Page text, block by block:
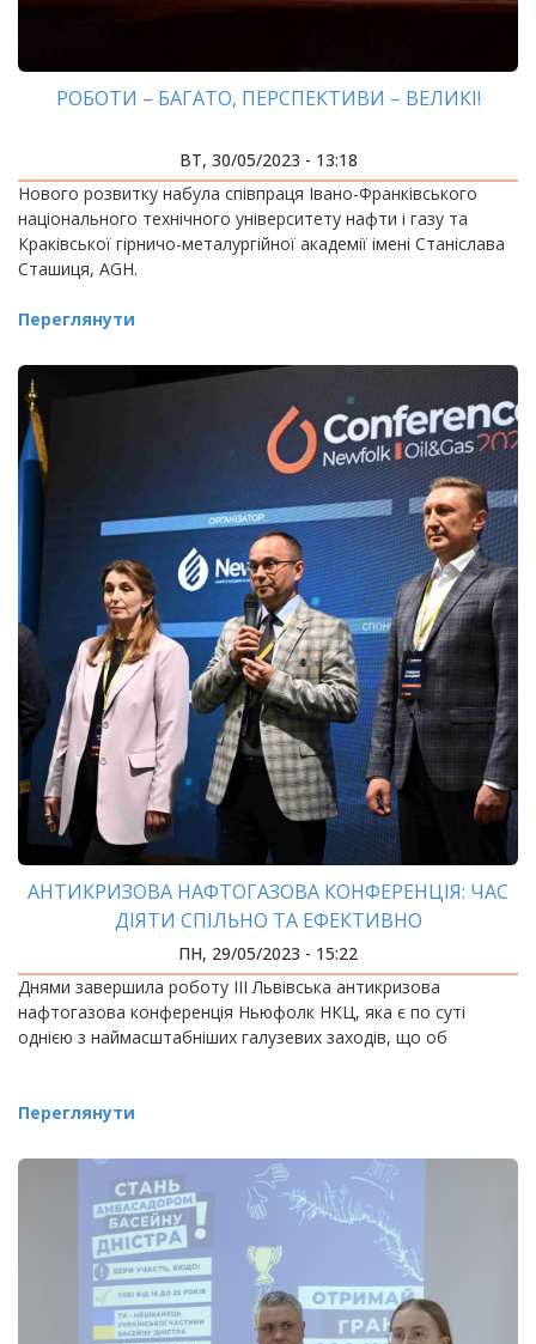
РОБОТИ – БАГАТО, ПЕРСПЕКТИВИ – ВЕЛИКІ!
ВТ, 30/05/2023 - 13:18
Нового розвитку набула співпраця Івано-Франківського
національного технічного університету нафти і газу та
Краківської гірничо-металургійної академії імені Станіслава
Сташиця, AGH.
Переглянути
АНТИКРИЗОВА НАФТОГАЗОВА КОНФЕРЕНЦІЯ: ЧАС
ДІЯТИ СПІЛЬНО ТА ЕФЕКТИВНО
ПН, 29/05/2023 - 15:22
Днями завершила роботу III Львівська антикризова
нафтогазова конференція Ньюфолк НКЦ, яка є по суті
однією з наймасштабніших галузевих заходів, що об
Переглянути